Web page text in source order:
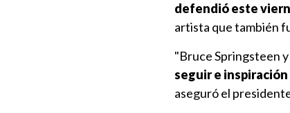
defendió este
artista que también
"Bruce Springsteen
seguir e inspiración
aseguró el